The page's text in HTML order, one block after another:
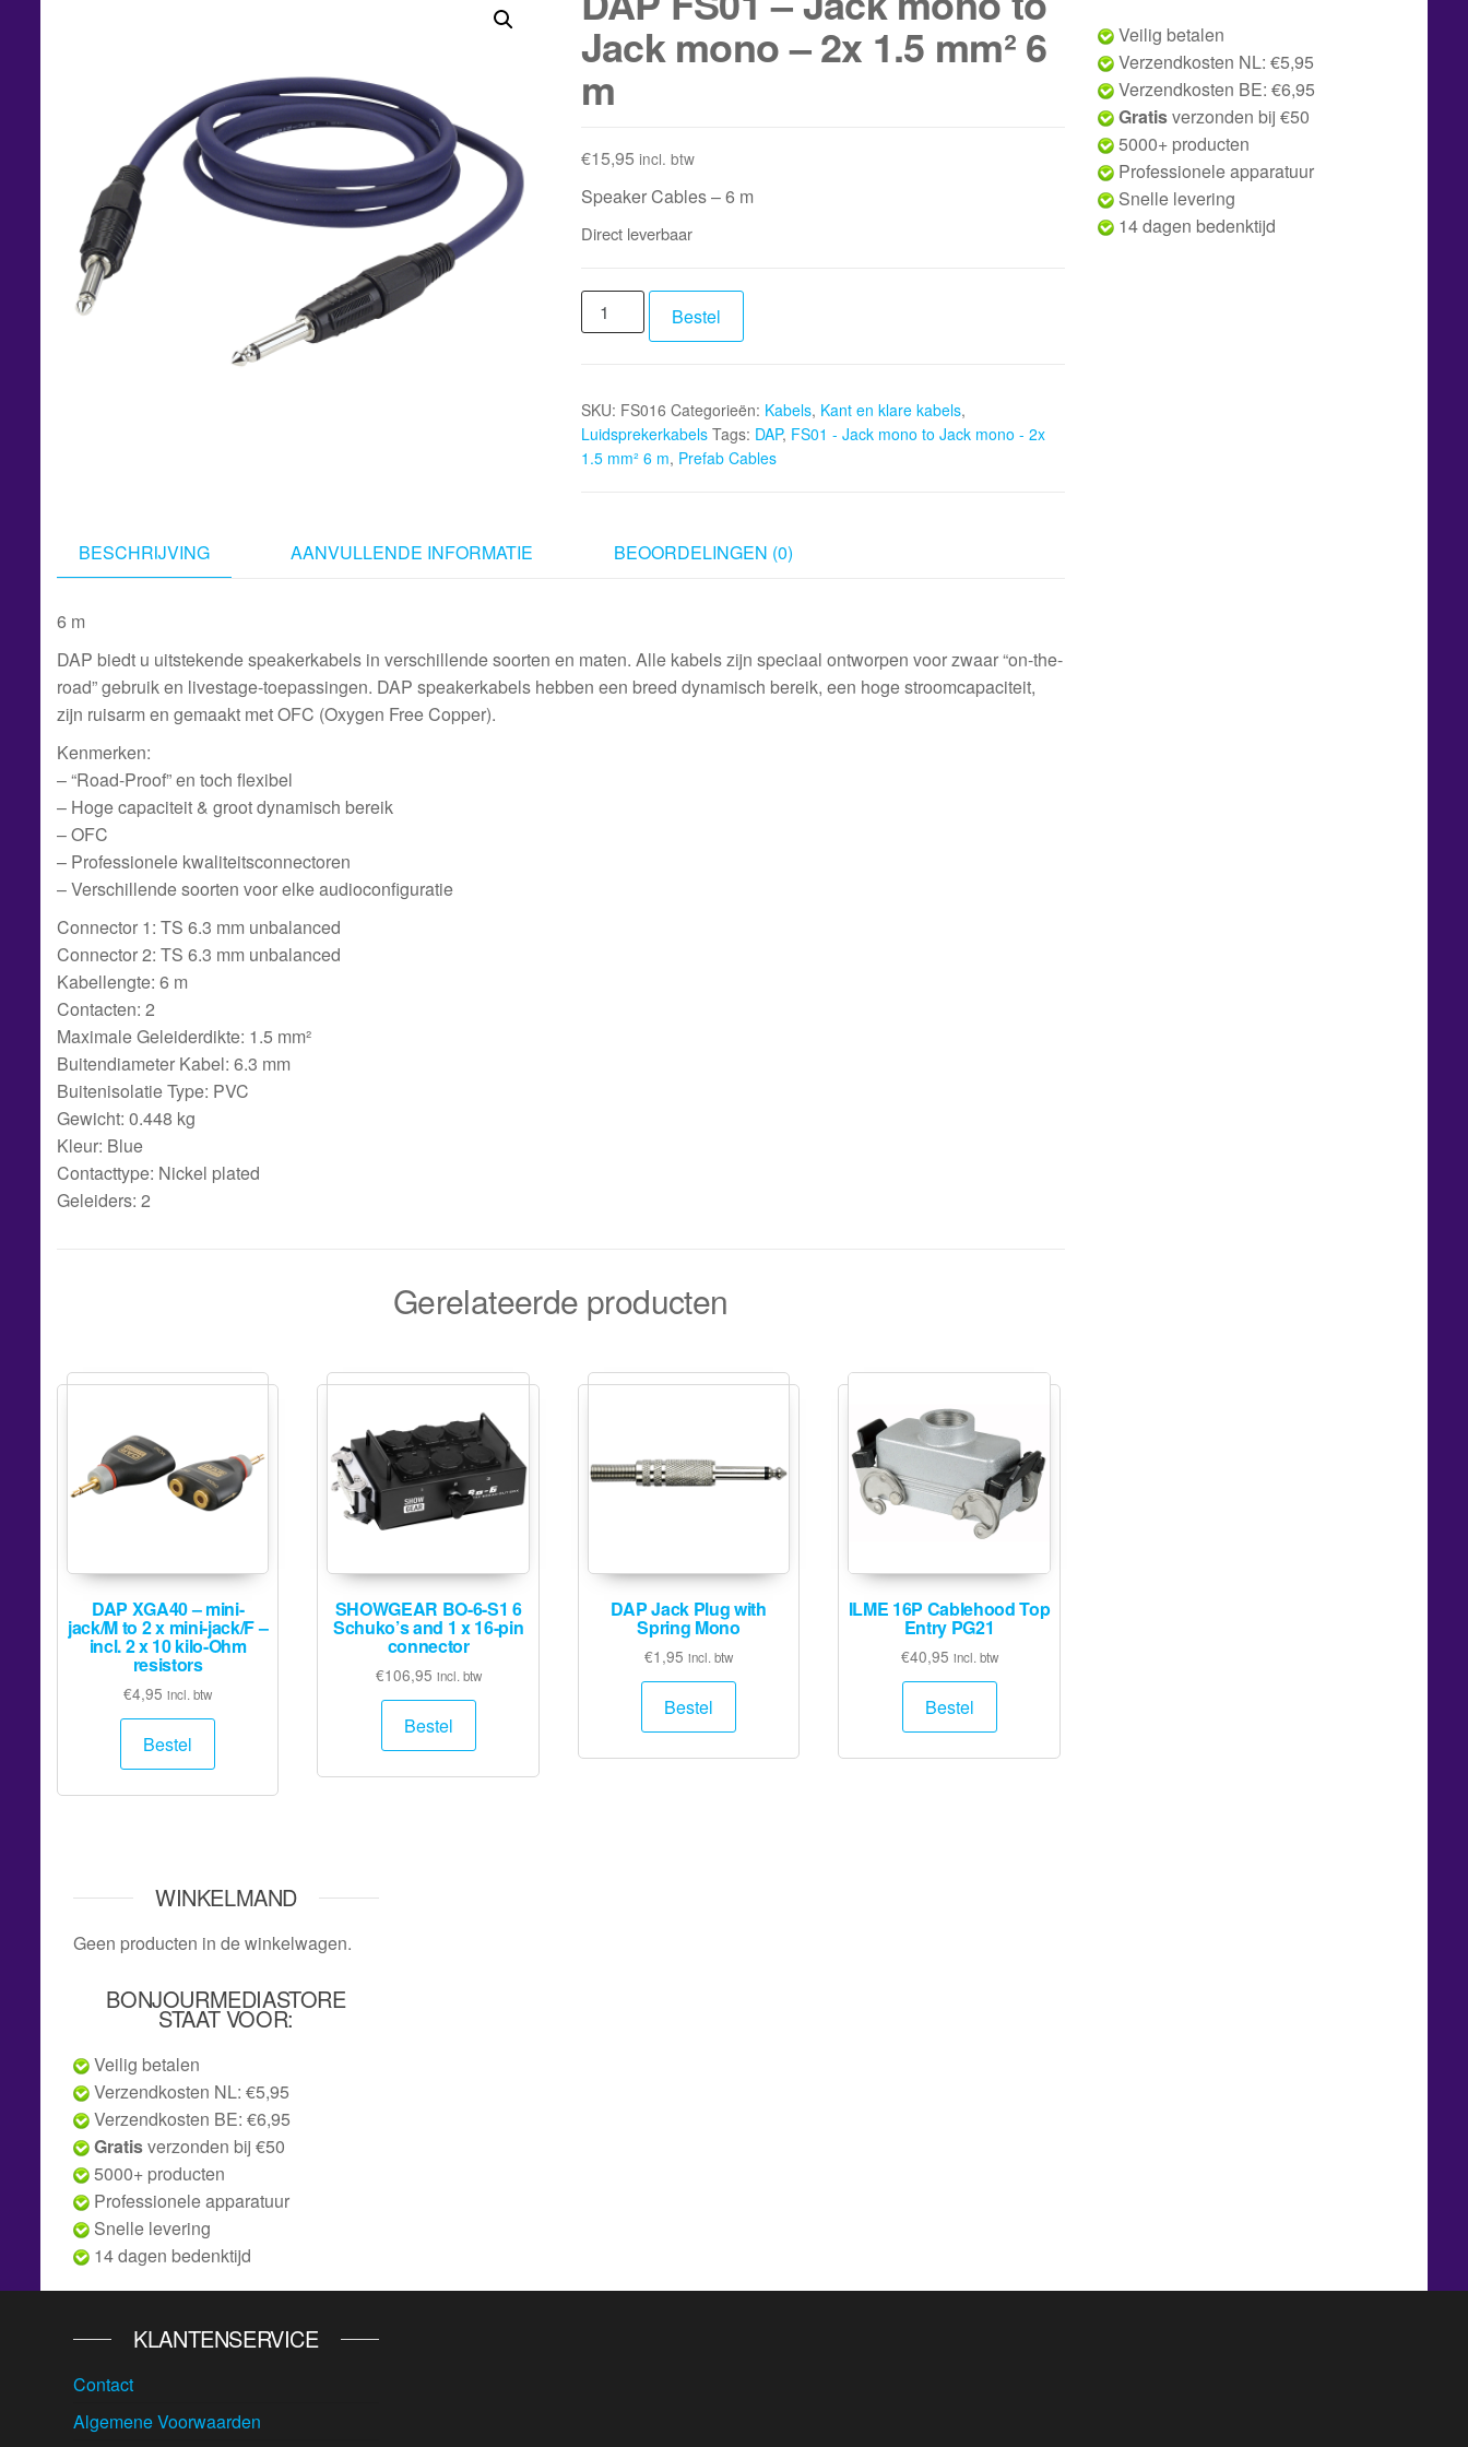
Jack mono – 2x 1.5 mm² 6
m
€15,95 incl. btw
Speaker Cables – 6 m
Direct leverbaar
DAP
FS01
mono
to
Jack
m
aantal
Bestel
SKU: FS016 Categorieën: Kabels, Kant en klare kabels,
Luidsprekerkabels Tags: DAP, FS01 - Jack mono to Jack mono - 2x
1.5 mm² 6 m, Prefab Cables
BESCHRIJVING AANVULLENDE INFORMATIE BEOORDELINGEN (0)
6 m
DAP biedt u uitstekende speakerkabels in verschillende soorten en maten. Alle kabels zijn speciaal ontworpen voor zwaar “on-the-
road” gebruik en livestage-toepassingen. DAP speakerkabels hebben een breed dynamisch bereik, een hoge stroomcapaciteit,
zijn ruisarm en gemaakt met OFC (Oxygen Free Copper).
Kenmerken:
– “Road-Proof” en toch flexibel
– Hoge capaciteit & groot dynamisch bereik
– OFC
– Professionele kwaliteitsconnectoren
– Verschillende soorten voor elke audioconfiguratie
Connector 1: TS 6.3 mm unbalanced
Connector 2: TS 6.3 mm unbalanced
Kabellengte: 6 m
Contacten: 2
Maximale Geleiderdikte: 1.5 mm²
Buitendiameter Kabel: 6.3 mm
Buitenisolatie Type: PVC
Gewicht: 0.448 kg
Kleur: Blue
Contacttype: Nickel plated
Geleiders: 2
Gerelateerde producten
DAP XGA40 – mini-
jack/M to 2 x mini-jack/F –
incl. 2 x 10 kilo-Ohm
resistors
€4,95 incl. btw
Bestel
SHOWGEAR BO-6-S1 6
Schuko’s and 1 x 16-pin
connector
€106,95 incl. btw
Bestel
DAP Jack Plug with
Spring Mono
€1,95 incl. btw
Bestel
ILME 16P Cablehood Top
Entry PG21
€40,95 incl. btw
Bestel
Veilig betalen
Verzendkosten NL: €5,95
Verzendkosten BE: €6,95
Gratisverzonden bij €50
5000+ producten
Professionele apparatuur
Snelle levering
14 dagen bedenktijd
WINKELMAND
Geen producten in de winkelwagen.
BONJOURMEDIASTORE
STAAT VOOR:
Veilig betalen
Verzendkosten NL: €5,95
Verzendkosten BE: €6,95
Gratisverzonden bij €50
5000+ producten
Professionele apparatuur
Snelle levering
14 dagen bedenktijd
KLANTENSERVICE
Contact
Algemene Voorwaarden